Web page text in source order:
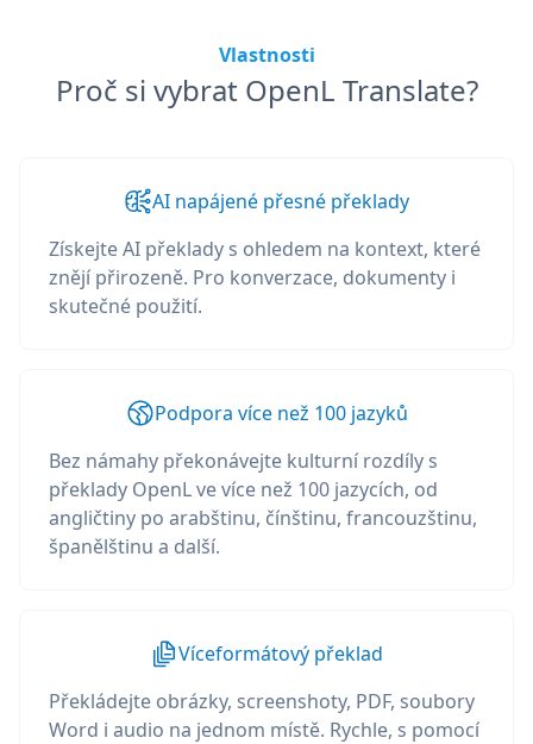
Vlastnosti
Proč si vybrat OpenL Translate?
AI napájené přesné překlady
Získejte AI překlady s ohledem na kontext, které
znějí přirozeně. Pro konverzace, dokumenty i
skutečné použití.
Podpora více než 100 jazyků
Bez námahy překonávejte kulturní rozdíly s
překlady OpenL ve více než 100 jazycích, od
angličtiny po arabštinu, čínštinu, francouzštinu,
španělštinu a další.
Víceformátový překlad
Překládejte obrázky, screenshoty, PDF, soubory
Word i audio na jednom místě. Rychle, s pomocí